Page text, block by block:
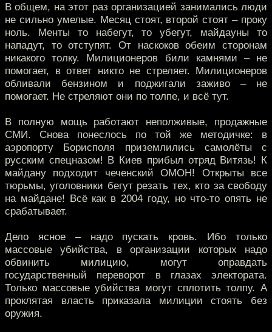
В общем, на этот раз организацией занимались люди
не сильно умелые. Месяц стоят, второй стоят – проку
ноль. Менты то набегут, то убегут, майдауны то
нападут, то отступят. От наскоков обеим сторонам
никакого толку. Милиционеров били камнями – не
помогает, в ответ никто не стреляет. Милиционеров
обливали бензином и поджигали заживо – не
помогает. Не стреляют они по толпе, и всё тут.
В полную мощь работают неполживые, продажные
СМИ. Снова понеслось по той же методичке: в
аэропорту Борисполя приземлились самолёты с
русским спецназом! В Киев прибыл отряд Витязь! К
майдану подходит чеченский ОМОН! Открыты все
тюрьмы, уголовники бегут резать тех, кто за свободу
на майдане! Всё как в 2004 году, но что-то опять не
срабатывает.
Дело ясное – надо пускать кровь. Ибо только
массовые убийства, в организации которых надо
обвинить милицию, могут оправдать
государственный переворот в глазах электората.
Только массовые убийства могут сплотить толпу. А
проклятая власть приказала милиции стоять без
оружия.